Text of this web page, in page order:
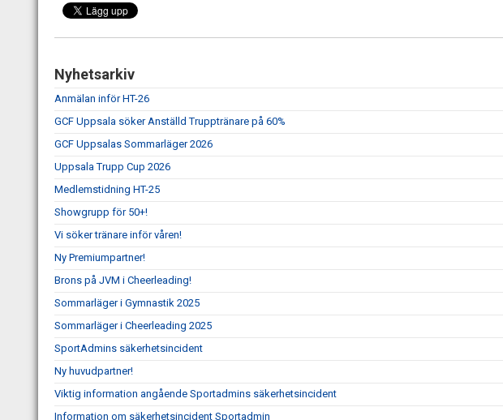
Nyhetsarkiv
Anmälan inför HT-26
GCF Uppsala söker Anställd Trupptränare på 60%
GCF Uppsalas Sommarläger 2026
Uppsala Trupp Cup 2026
Medlemstidning HT-25
Showgrupp för 50+!
Vi söker tränare inför våren!
Ny Premiumpartner!
Brons på JVM i Cheerleading!
Sommarläger i Gymnastik 2025
Sommarläger i Cheerleading 2025
SportAdmins säkerhetsincident
Ny huvudpartner!
Viktig information angående Sportadmins säkerhetsincident
Information om säkerhetsincident Sportadmin